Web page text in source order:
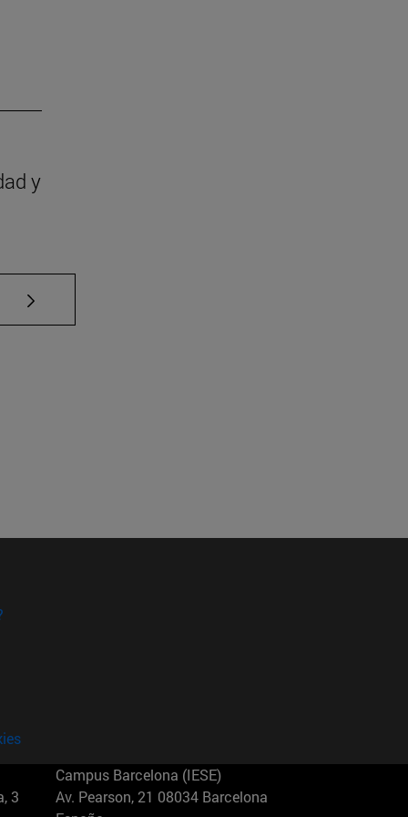
y
TAB para desplazarse.
3
Campus Barcelona (IESE)
Av. Pearson, 21 08034 Barcelona